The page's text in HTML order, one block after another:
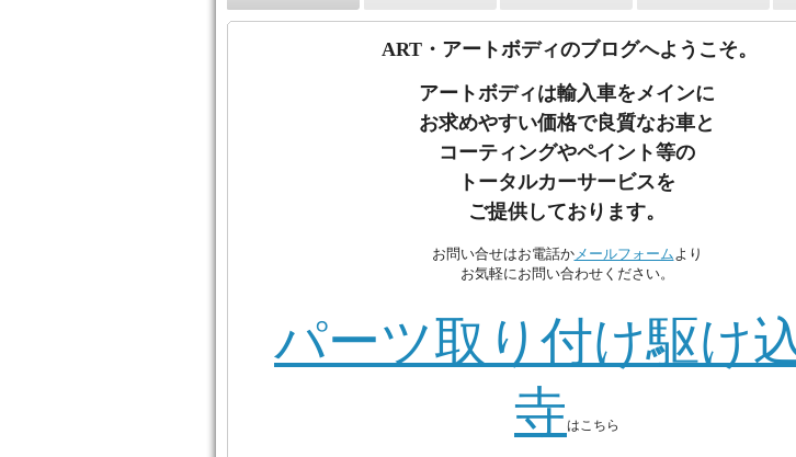
ART・アートボディのブログへようこそ。
アートボディは輸入車をメインに
お求めやすい価格で良質なお車と
コーティングやペイント等の
トータルカーサービスを
ご提供しております。
お問い合せはお電話かメールフォームより
お気軽にお問い合わせください。
パーツ取り付け駆け
寺はこちら